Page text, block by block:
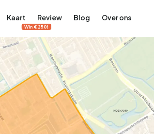
Kaart Review
Win €250!
Blog Over ons